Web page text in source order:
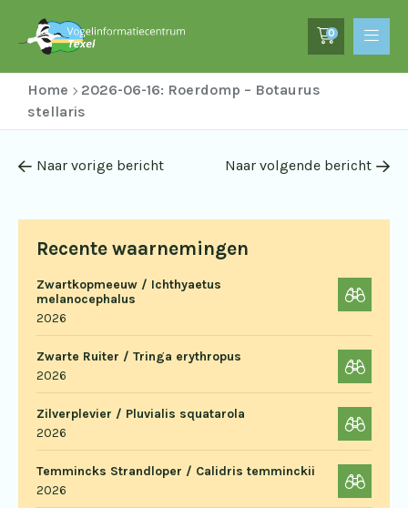
0
Home
2026-06-16: Roerdomp – Botaurus
stellaris
Recente waarnemingen
Zwartkopmeeuw / Ichthyaetus
melanocephalus
2026
Zwarte Ruiter / Tringa erythropus
2026
Zilverplevier / Pluvialis squatarola
2026
Temmincks Strandloper / Calidris temminckii
2026
Naar vorige bericht Naar volgende bericht